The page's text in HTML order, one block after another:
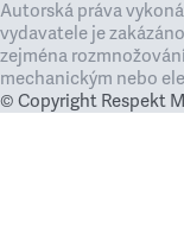
Autorská práva
vydavatele je
zejména
mechanickým nebo
© Copyright Respekt